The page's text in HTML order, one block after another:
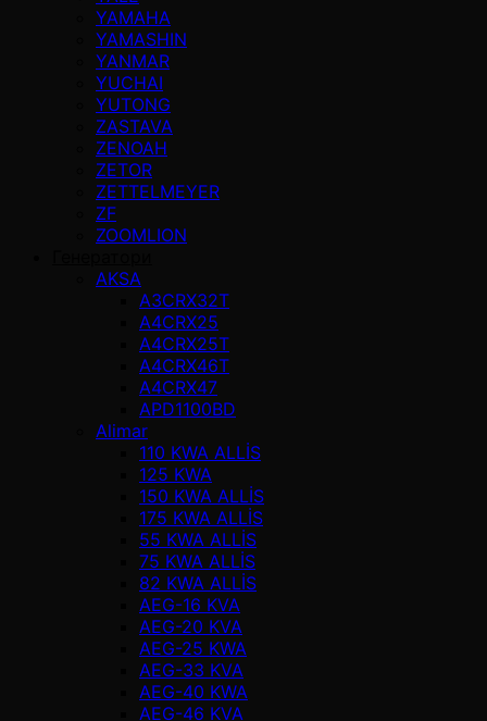
YAMAHA
YAMASHIN
YANMAR
YUCHAI
YUTONG
ZASTAVA
ZENOAH
ZETOR
ZETTELMEYER
ZF
ZOOMLION
AKSA
A3CRX32T
A4CRX25
A4CRX25T
A4CRX46T
A4CRX47
APD1100BD
Alimar
110 KWA ALLİS
125 KWA
150 KWA ALLİS
175 KWA ALLİS
55 KWA ALLİS
75 KWA ALLİS
82 KWA ALLİS
AEG-16 KVA
AEG-20 KVA
AEG-25 KWA
AEG-33 KVA
AEG-40 KWA
AEG-46 KVA